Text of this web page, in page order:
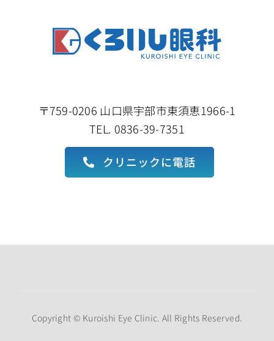
〒759-0206 山口県宇部市東須恵1966-1
TEL. 0836-39-7351
クリニックに電話
Copyright © Kuroishi Eye Clinic. All Rights Reserved.